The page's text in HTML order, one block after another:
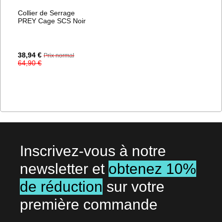
Collier de Serrage
PREY Cage SCS Noir
Prix
Spécial
38,94 € Prix normal
64,90 €
Inscrivez-vous à notre
newsletter et obtenez 10%
de réduction sur votre
première commande